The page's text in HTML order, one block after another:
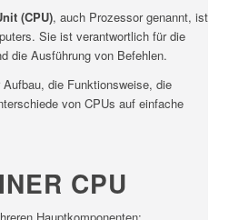
(CPU), auch Prozessor genannt, ist
Sie ist verantwortlich für die
die Ausführung von Befehlen.
die Funktionsweise, die
von CPUs auf einfache
CPU